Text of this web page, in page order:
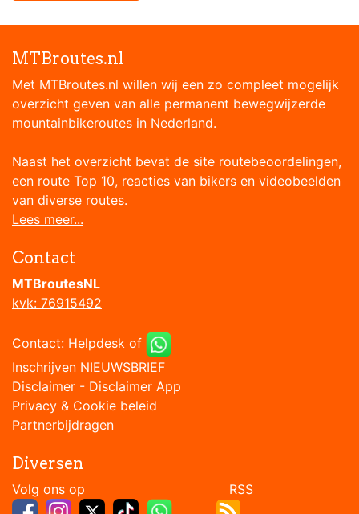
MTBroutes.nl
Met MTBroutes.nl willen wij een zo compleet mogelijk
overzicht geven van alle permanent bewegwijzerde
mountainbikeroutes in Nederland.
Naast het overzicht bevat de site routebeoordelingen,
een route Top 10, reacties van bikers en videobeelden
van diverse routes.
Lees meer...
Contact
MTBroutesNL
kvk: 76915492
Contact: Helpdesk of
Inschrijven NIEUWSBRIEF
Disclaimer - Disclaimer App
Privacy & Cookie beleid
Partnerbijdragen
Diversen
Volg ons op RSS